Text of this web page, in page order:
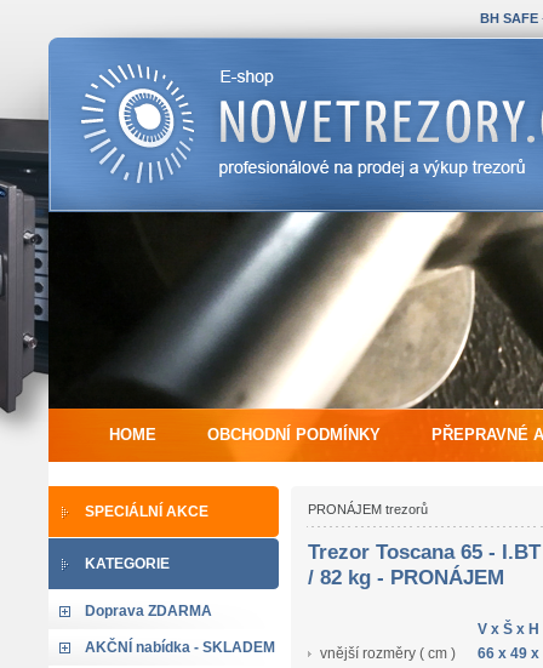
BH SAFE
HOME OBCHODNÍ PODMÍNKY PŘEPRAVNÉ
SPECIÁLNÍ AKCE
KATEGORIE
Doprava ZDARMA
AKČNÍ nabídka - SKLADEM
PRONÁJEM trezorů
Trezor Toscana 65 -
/ 82 kg - PRONÁJEM
V x Š x H
vnější rozměry ( cm )
66 x 49 x